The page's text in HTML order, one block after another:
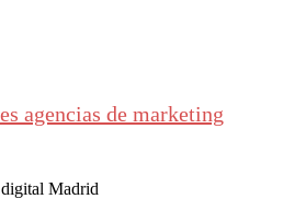
agencias de marketing
Madrid